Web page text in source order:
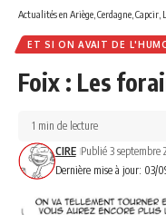
Actualités en Ariège, Cerdagne,
ET SI ON AVAIT DE
Foix : Les
Dernière mise à jour: 03/
CIRE Publié 3 septembre
1 min de lecture